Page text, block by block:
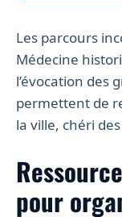
Les parcours
Médecine
l’évocation des
permettent de
la ville, chéri
pour